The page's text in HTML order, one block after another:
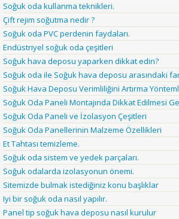
Soğuk oda kullanma teknikleri.
Çift rejim soğutma nedir ?
Soğuk oda PVC perdenin faydaları.
Endüstriyel soğuk oda çeşitleri
Soğuk hava deposu yaparken dikkat edin?
Soğuk oda ile Soğuk hava deposu arasındaki
Soğuk Hava Deposu Verimliliğini Artırma
Soğuk Oda Paneli Montajında Dikkat Edilmesi
Soğuk Oda Paneli ve İzolasyon Çeşitleri
Soğuk Oda Panellerinin Malzeme Özellikleri
Et Tahtası temizleme.
Soğuk oda sistem ve yedek parçaları.
Soğuk odalarda izolasyonun önemi.
Sitemizde bulmak istediğiniz konu başlıklar
Iyi bir soğuk oda nasıl yapılır.
Panel tip soğuk hava deposu nasıl kurulur